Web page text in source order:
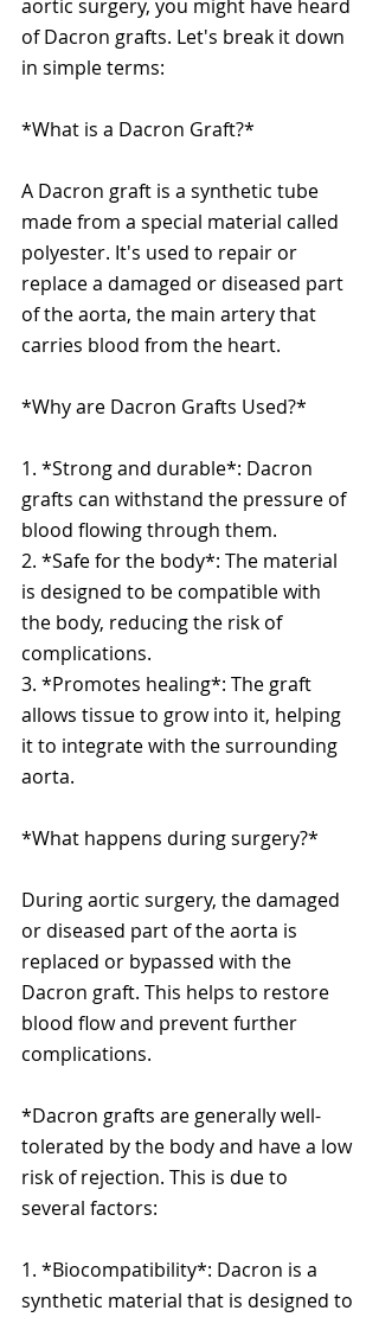
aortic surgery, you might have heard
of Dacron grafts. Let's break it down
in simple terms:
*What is a Dacron Graft?*
A Dacron graft is a synthetic tube
made from a special material called
polyester. It's used to repair or
replace a damaged or diseased part
of the aorta, the main artery that
carries blood from the heart.
*Why are Dacron Grafts Used?*
1. *Strong and durable*: Dacron
grafts can withstand the pressure of
blood flowing through them.
2. *Safe for the body*: The material
is designed to be compatible with
the body, reducing the risk of
complications.
3. *Promotes healing*: The graft
allows tissue to grow into it, helping
it to integrate with the surrounding
aorta.
*What happens during surgery?*
During aortic surgery, the damaged
or diseased part of the aorta is
replaced or bypassed with the
Dacron graft. This helps to restore
blood flow and prevent further
complications.
*Dacron grafts are generally well-
tolerated by the body and have a low
risk of rejection. This is due to
several factors:
1. *Biocompatibility*: Dacron is a
synthetic material that is designed to